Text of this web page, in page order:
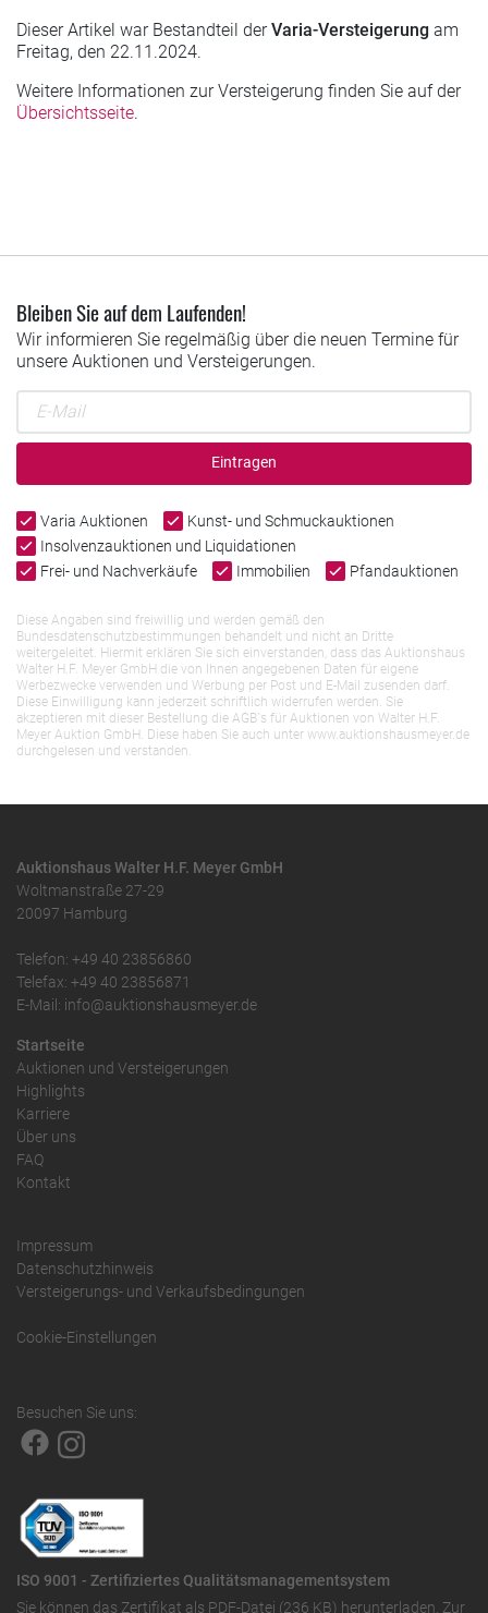
Dieser Artikel war Bestandteil derVaria-Versteigerung am
Freitag, den 22.11.2024.
Weitere Informationen zur Versteigerung finden Sie auf der
Übersichtsseite.
Bleiben Sie auf dem Laufenden!
Wir informieren Sie regelmäßig über die neuen Termine für
unsere Auktionen und Versteigerungen.
Eintragen
Varia Auktionen
Kunst- und Schmuckauktionen
Insolvenzauktionen und Liquidationen
Frei- und Nachverkäufe
Immobilien Pfandauktionen
Diese Angaben sind freiwillig und werden gemäß den
Bundesdatenschutzbestimmungen behandelt und nicht an Dritte
weitergeleitet. Hiermit erklären Sie sich einverstanden, dass das Auktionshaus
Walter H.F. Meyer GmbH die von Ihnen angegebenen Daten für eigene
Werbezwecke verwenden und Werbung per Post und E-Mail zusenden darf.
Diese Einwilligung kann jederzeit schriftlich widerrufen werden. Sie
akzeptieren mit dieser Bestellung die AGB`s für Auktionen von Walter H.F.
Meyer Auktion GmbH. Diese haben Sie auch unter www.auktionshausmeyer.de
durchgelesen und verstanden.
Auktionshaus Walter H.F. Meyer GmbH
Woltmanstraße 27-29
20097 Hamburg
Telefon: +49 40 23856860
Telefax: +49 40 23856871
E-Mail: info@auktionshausmeyer.de
Startseite
Auktionen und Versteigerungen
Highlights
Karriere
Über uns
FAQ
Kontakt
Impressum
Datenschutzhinweis
Versteigerungs- und Verkaufsbedingungen
Cookie-Einstellungen
Besuchen Sie uns:
ISO 9001 - Zertifiziertes Qualitätsmanagementsystem
Sie können das Zertifikat als PDF-Datei (236 KB) herunterladen. Zur